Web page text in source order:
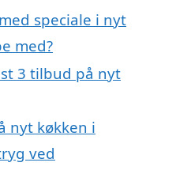
speciale i nyt
med?
3 tilbud på nyt
nyt køkken i
ved